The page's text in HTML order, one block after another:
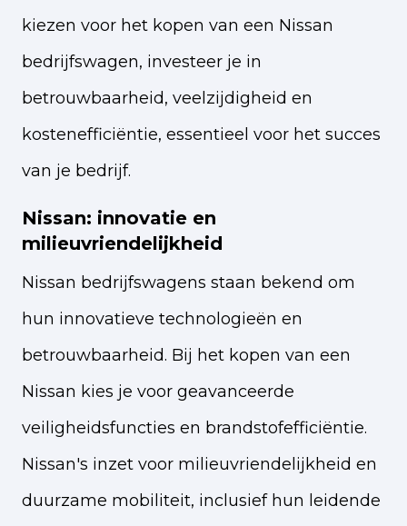
kiezen voor het kopen van een Nissan
bedrijfswagen, investeer je in
betrouwbaarheid, veelzijdigheid en
kostenefficiëntie, essentieel voor het succes
van je bedrijf.
Nissan: innovatie en
milieuvriendelijkheid
Nissan bedrijfswagens staan bekend om
hun innovatieve technologieën en
betrouwbaarheid. Bij het kopen van een
Nissan kies je voor geavanceerde
veiligheidsfuncties en brandstofefficiëntie.
Nissan's inzet voor milieuvriendelijkheid en
duurzame mobiliteit, inclusief hun leidende